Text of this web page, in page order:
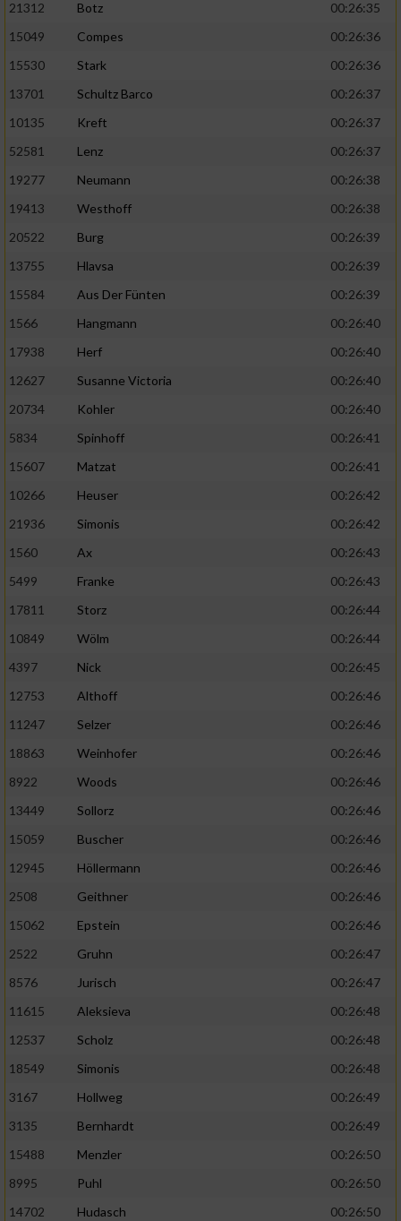
21312 Botz
00:26:35
15049
Compes
00:26:36
15530
Stark
00:26:36
13701
Schultz Barco
00:26:37
10135
Kreft
00:26:37
52581
Lenz
00:26:37
19277
Neumann
00:26:38
19413
Westhoff
00:26:38
20522
Burg
00:26:39
13755
Hlavsa
00:26:39
15584
Aus Der Fünten
00:26:39
1566
Hangmann
00:26:40
17938
Herf
00:26:40
12627
Susanne Victoria
00:26:40
20734
Kohler
00:26:40
5834
Spinhoff
00:26:41
15607
Matzat
00:26:41
10266
Heuser
00:26:42
21936
Simonis
00:26:42
1560
Ax
00:26:43
5499
Franke
00:26:43
17811
Storz
00:26:44
10849
Wölm
00:26:44
4397
Nick
00:26:45
12753
Althoff
00:26:46
11247
Selzer
00:26:46
18863
Weinhofer
00:26:46
8922
Woods
00:26:46
13449
Sollorz
00:26:46
15059
Buscher
00:26:46
12945
Höllermann
00:26:46
2508
Geithner
00:26:46
15062
Epstein
00:26:46
2522
Gruhn
00:26:47
8576
Jurisch
00:26:47
11615
Aleksieva
00:26:48
12537
Scholz
00:26:48
18549
Simonis
00:26:48
3167
Hollweg
00:26:49
3135
Bernhardt
00:26:49
15488
Menzler
00:26:50
8995
Puhl
00:26:50
14702
Hudasch
00:26:50